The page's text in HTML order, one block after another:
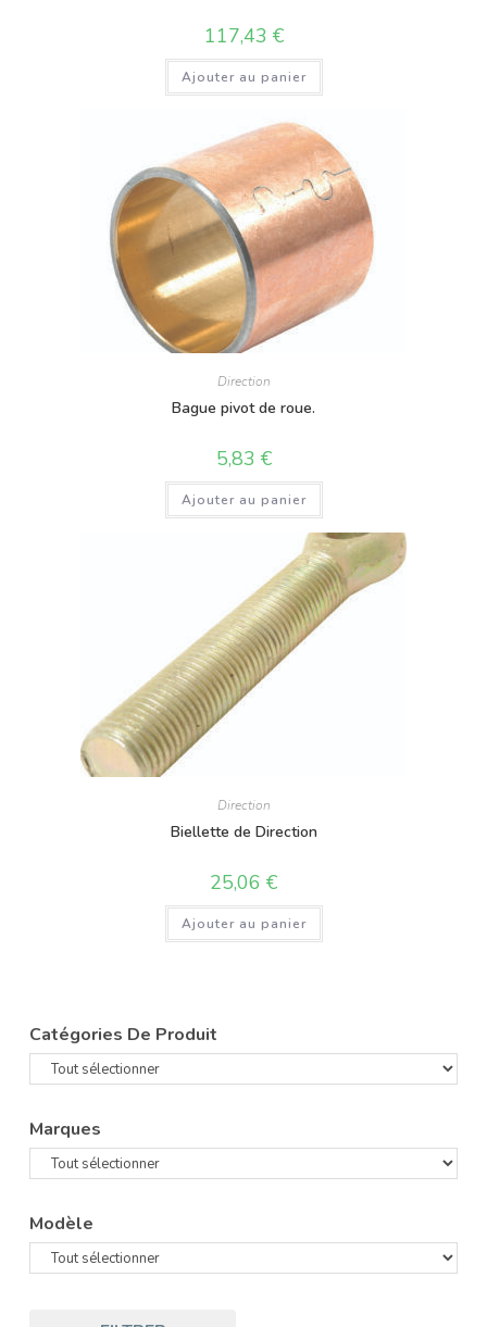
117,43 €
Ajouter au panier
Direction
Bague pivot de roue.
5,83 €
Ajouter au panier
Direction
Biellette de Direction
25,06 €
Ajouter au panier
Catégories De Produit
Marques
Modèle